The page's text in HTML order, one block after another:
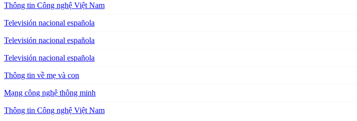
Thông tin Công nghệ Việt Nam
Televisión nacional española
Televisión nacional española
Televisión nacional española
Thông tin về mẹ và con
Mạng công nghệ thông minh
Thông tin Công nghệ Việt Nam